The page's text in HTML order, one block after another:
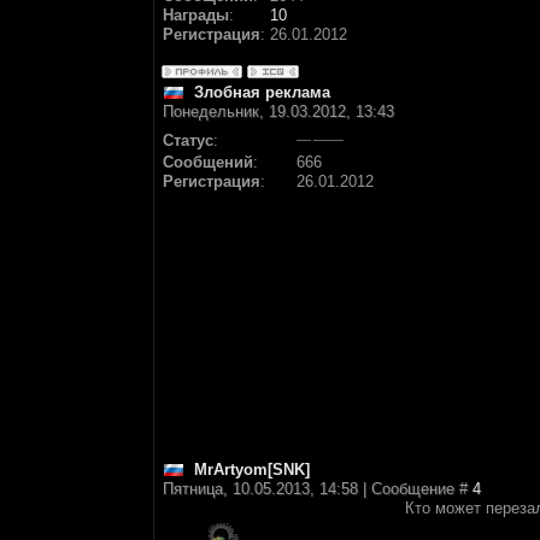
Награды:
10
Регистрация: 26.01.2012
Злобная реклама
Понедельник, 19.03.2012, 13:43
Статус:
Сообщений:
666
Регистрация: 26.01.2012
MrArtyom[SNK]
Пятница, 10.05.2013, 14:58 | Сообщение # 4
Кто может